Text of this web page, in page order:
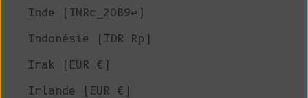
Inde (INRc_20B9↩)
Indonésie (IDR Rp)
Irak (EUR €)
Irlande (EUR €)